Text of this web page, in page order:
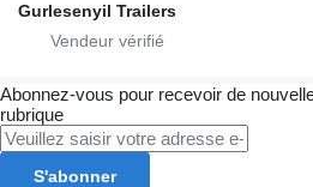
Gurlesenyil Trailers
Abonnez-vous pour recevoir de
rubrique
S'abonner